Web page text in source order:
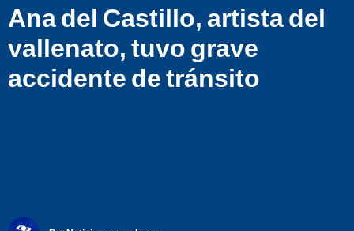
Ana del Castillo, artista del
vallenato, tuvo grave
accidente de tránsito